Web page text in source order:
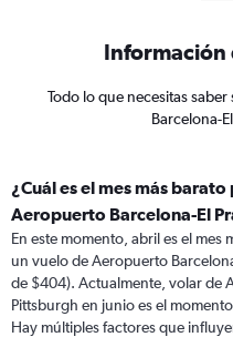
Información
Todo lo que necesitas
Barcelona-
¿Cuál es el mes más
Aeropuerto Barcelona-El
En este momento, abril es el mes
un vuelo de Aeropuerto
de $404). Actualmente, volar de
Pittsburgh en junio es el
Hay múltiples factores que